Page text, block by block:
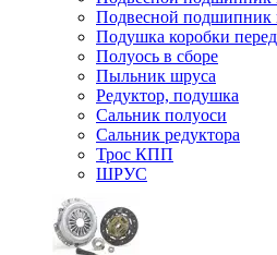
Подвесной подшипник
Подушка коробки
Полуось в сборе
Пыльник шруса
Редуктор, подушка
Сальник полуоси
Сальник редуктора
Трос КПП
ШРУС